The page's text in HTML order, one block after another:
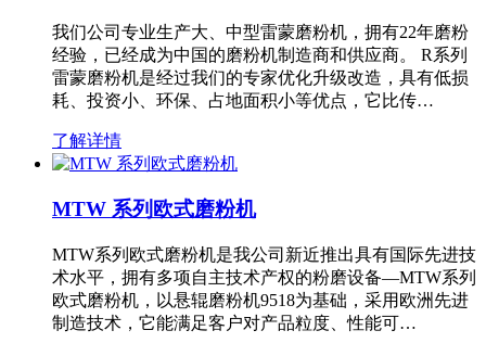
我们公司专业生产大、中型雷蒙磨粉机，拥有22年磨粉
经验，已经成为中国的磨粉机制造商和供应商。 R系列
雷蒙磨粉机是经过我们的专家优化升级改造，具有低损
耗、投资小、环保、占地面积小等优点，它比传…
了解详情
MTW 系列欧式磨粉机
MTW系列欧式磨粉机是我公司新近推出具有国际先进技
术水平，拥有多项自主技术产权的粉磨设备—MTW系列
欧式磨粉机，以悬辊磨粉机9518为基础，采用欧洲先进
制造技术，它能满足客户对产品粒度、性能可…